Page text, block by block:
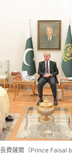
費薩爾（Prince Faisal